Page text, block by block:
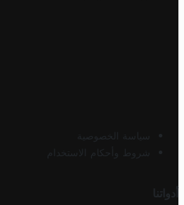
سياسة الخصوصية
شروط وأحكام الاستخدام
أدواتنا